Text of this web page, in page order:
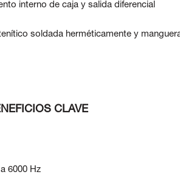
interno de caja y salida diferencial
soldada herméticamente y
CLAVE
6000 Hz